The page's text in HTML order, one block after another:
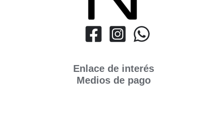
Enlace de interés
Medios de pago